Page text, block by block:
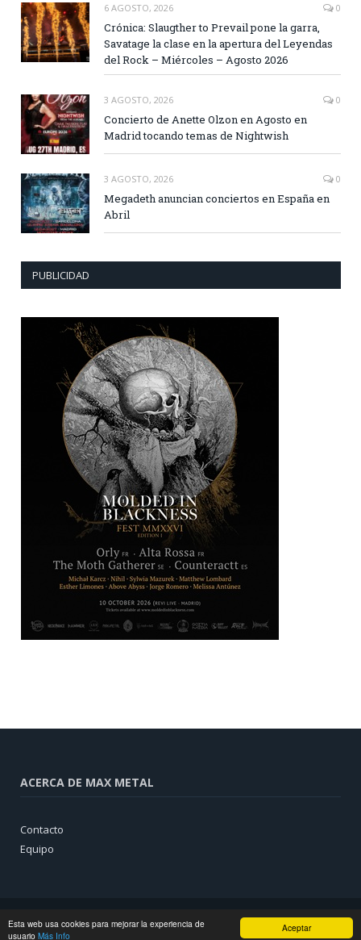
Aceptar
Esta web usa cookies para mejorar la experiencia de
usuario Más Info
6 AGOSTO, 2026 0
Crónica: Slaugther to Prevail pone la garra,
Savatage la clase en la apertura del Leyendas
del Rock – Miércoles – Agosto 2026
3 AGOSTO, 2026 0
Concierto de Anette Olzon en Agosto en
Madrid tocando temas de Nightwish
3 AGOSTO, 2026 0
Megadeth anuncian conciertos en España en
Abril
PUBLICIDAD
ACERCA DE MAX METAL
Contacto
Equipo